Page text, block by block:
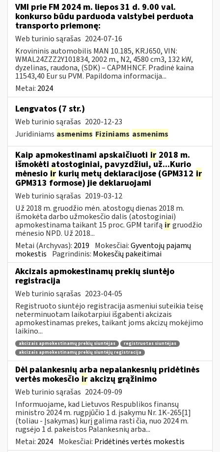
VMI prie FM 2024 m. liepos 31 d. 9.00 val.
konkurso būdu parduoda valstybei perduota
transporto priemonę:
Web turinio sąrašas 2024-07-16
Krovininis automobilis MAN 10.185, KRJ650, VIN:
WMAL24ZZZ2Y101834, 2002 m., N2, 4580 cm3, 132 kW,
dyzelinas, raudona, (SDK) – CAPMHNCF. Pradinė kaina
11543,40 Eur su PVM. Papildoma informacija...
Metai: 2024
Lengvatos (7 str.)
Web turinio sąrašas 2020-12-23
Juridiniams asmenims Fiziniams asmenims
Kaip apmokestinami apskaičiuoti ir 2018 m.
išmokėti atostoginiai, pavyzdžiui, už...Kurio
mėnesio ir kurių metų deklaracijose (GPM312 ir
GPM313 formose) jie deklaruojami
Web turinio sąrašas 2019-03-12
Už 2018 m. gruodžio mėn. atostogų dienas 2018 m.
išmokėta darbo užmokesčio dalis (atostoginiai)
apmokestinama taikant 15 proc. GPM tarifą irgruodžio
mėnesio NPD. Už 2018...
Metai (Archyvas): 2019 Mokesčiai:Gyventojų pajamų
mokestis Pagrindinis: Mokesčių pakeitimai
Akcizais apmokestinamų prekių siuntėjo
registracija
Web turinio sąrašas 2023-04-05
Registruoto siuntėjo registracija asmeniui suteikia teisę
neterminuotam laikotarpiui išgabenti akcizais
apmokestinamas prekes, taikant joms akcizų mokėjimo
laikino...
akcizais apmokestinamų prekių siuntėjas
registruotas siuntėjas
akcizais apmokestinamų prekių siuntėjų registracija
Dėl palankesnių arba nepalankesnių pridėtinės
vertės mokesčio ir akcizų grąžinimo
Web turinio sąrašas 2024-09-09
Informuojame, kad Lietuvos Respublikos finansų
ministro 2024 m. rugpjūčio 1 d. įsakymu Nr. 1K-265[1]
(toliau - Įsakymas) kurį galima rasti čia, nuo 2024 m.
rugsėjo 1 d. pakeistos Palankesnių arba...
Metai: 2024 Mokesčiai: Pridėtinės vertės mokestis